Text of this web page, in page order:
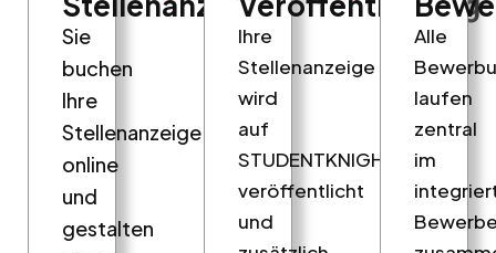
Sie
buchen
Ihre
Stellenanzeige
online
und
gestalten
Ihre
Stellenanzeige
wird
auf
STUDENTKNIGHT
veröffentlicht
und
Alle
laufen
zentral
im